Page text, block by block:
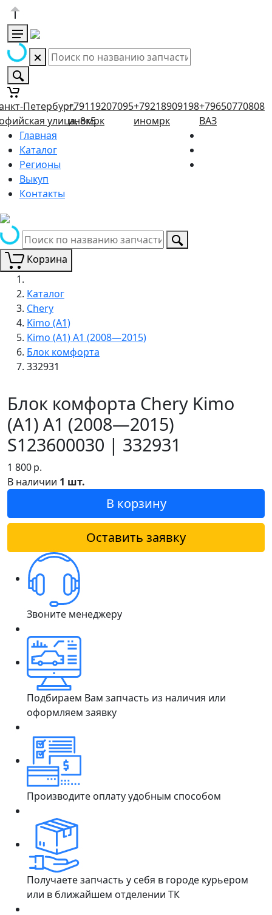
Петербург,
улица, 8к5
+79119207095
иномрк
+79218909198
иномрк
+79650770808
ВАЗ
Главная
Каталог
Регионы
Выкуп
Контакты
Корзина
Каталог
Chery
Kimo (A1)
Kimo (A1) A1 (2008—2015)
Блок комфорта
332931
Блок комфорта Chery Kimo
(A1) A1 (2008—2015)
S123600030 | 332931
1 800р.
В наличии 1 шт.
В корзину
Оставить заявку
Звоните менеджеру
Подбираем Вам запчасть из наличия или
оформляем заявку
Производите оплату удобным способом
Получаете запчасть у себя в городе курьером
или в ближайшем отделении ТК